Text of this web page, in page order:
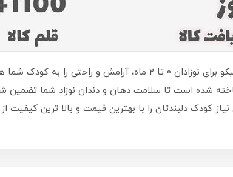
خرید پستانک میکرو دو عددی چیکو برای نوزادان 0 تا
شده است تا سلامت دهان و دندان نوزاد شما تضمین
کودک دلبندتان را با بهترین قیمت و بالا ترین کیفیت